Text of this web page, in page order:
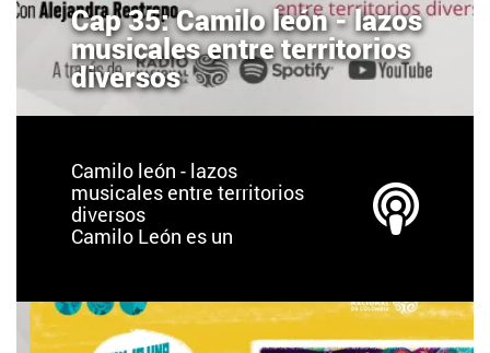
Cap 35: Camilo león - lazos
musicales entre territorios
diversos
Camilo león - lazos
musicales entre territorios
diversos
Camilo León es un
Desde los 10 años salió de
Colombia, ha vivido,
estudiado y adquirido